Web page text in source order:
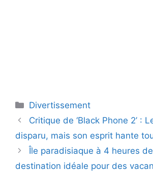
Catégories
Divertissement
Critique de ‘Black Phone 2’ :
disparu, mais son esprit hante
Île paradisiaque à 4 heures
destination idéale pour des